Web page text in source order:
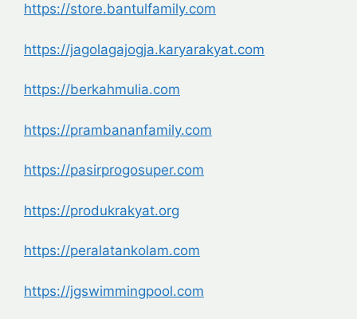
https://store.bantulfamily.com
https://jagolagajogja.karyarakyat.com
https://berkahmulia.com
https://prambananfamily.com
https://pasirprogosuper.com
https://produkrakyat.org
https://peralatankolam.com
https://jgswimmingpool.com